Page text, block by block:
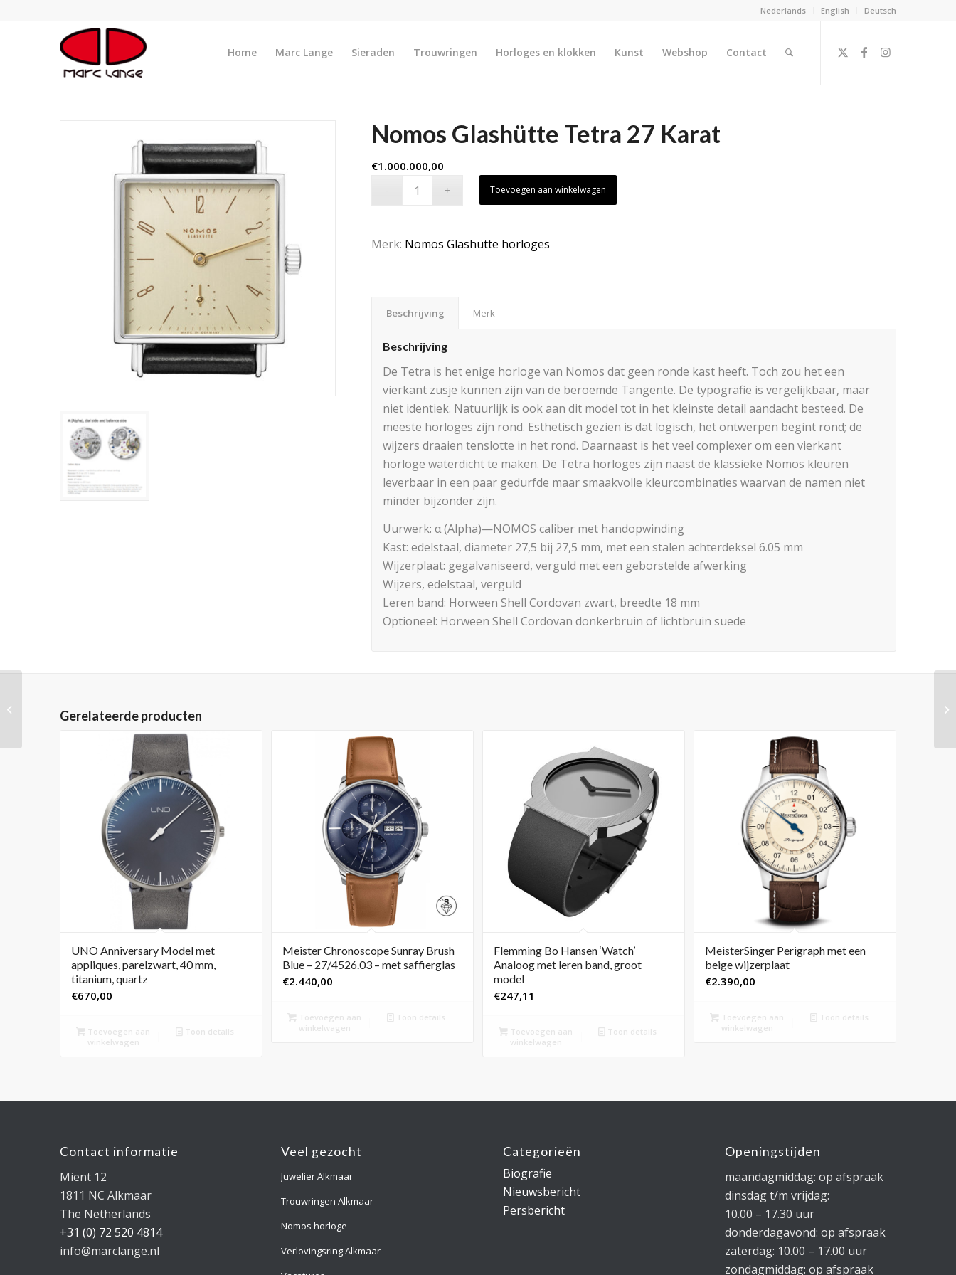
Nederlands English Deutsch
Home Marc Lange Sieraden Trouwringen Horloges en klokken Kunst Webshop Contact
Nomos Glashütte Tetra 27 Karat
€1.000.000,00
Toevoegen aan winkelwagen
Merk: Nomos Glashütte horloges
Beschrijving Merk
Beschrijving
De Tetra is het enige horloge van Nomos dat geen ronde kast heeft. Toch zou het een
vierkant zusje kunnen zijn van de beroemde Tangente. De typografie is vergelijkbaar, maar
niet identiek. Natuurlijk is ook aan dit model tot in het kleinste detail aandacht besteed. De
meeste horloges zijn rond. Esthetisch gezien is dat logisch, het ontwerpen begint rond; de
wijzers draaien tenslotte in het rond. Daarnaast is het veel complexer om een vierkant
horloge waterdicht te maken. De Tetra horloges zijn naast de klassieke Nomos kleuren
leverbaar in een paar gedurfde maar smaakvolle kleurcombinaties waarvan de namen niet
minder bijzonder zijn.
Uurwerk: α (Alpha)—NOMOS caliber met handopwinding
Kast: edelstaal, diameter 27,5 bij 27,5 mm, met een stalen achterdeksel 6.05 mm
Wijzerplaat: gegalvaniseerd, verguld met een geborstelde afwerking
Wijzers, edelstaal, verguld
Leren band: Horween Shell Cordovan zwart, breedte 18 mm
Optioneel: Horween Shell Cordovan donkerbruin of lichtbruin suede
Gerelateerde producten
UNO Anniversary Model met
appliques, parelzwart, 40 mm,
titanium, quartz
€670,00
Toevoegen aan
winkelwagen
Toon details
Meister Chronoscope Sunray Brush
Blue – 27/4526.03 – met saffierglas
€2.440,00
Toevoegen aan
winkelwagen
Toon details
Flemming Bo Hansen ‘Watch’
Analoog met leren band, groot
model
€247,11
Toevoegen aan
winkelwagen
Toon details
MeisterSinger Perigraph met een
beige wijzerplaat
€2.390,00
Toevoegen aan
winkelwagen
Toon details
Contact informatie
Mient 12
1811 NC Alkmaar
The Netherlands
+31 (0) 72 520 4814
info@marclange.nl
Veel gezocht
Juwelier Alkmaar
Trouwringen Alkmaar
Nomos horloge
Verlovingsring Alkmaar
Categorieën
Biografie
Nieuwsbericht
Persbericht
Openingstijden
maandagmiddag: op afspraak
dinsdag t/m vrijdag:
10.00 – 17.30 uur
donderdagavond: op afspraak
zaterdag: 10.00 – 17.00 uur
zondagmiddag: op afspraak
Tangente 33 Grau